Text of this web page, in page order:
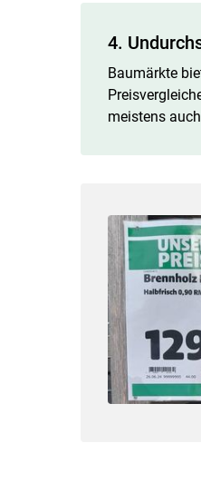
4.
Baumärkte
meistens